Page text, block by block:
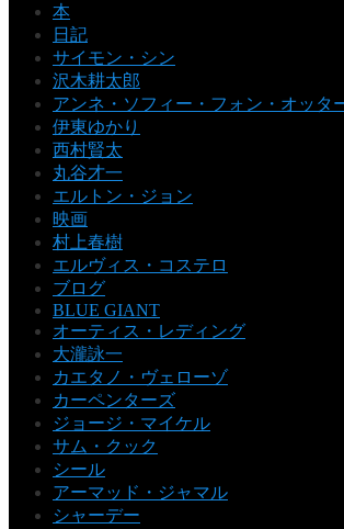
本
日記
サイモン・シン
沢木耕太郎
アンネ・ソフィー・フォン・オッタ
伊東ゆかり
西村賢太
丸谷才一
エルトン・ジョン
映画
村上春樹
エルヴィス・コステロ
ブログ
BLUE GIANT
オーティス・レディング
大瀧詠一
カエタノ・ヴェローゾ
カーペンターズ
ジョージ・マイケル
サム・クック
シール
アーマッド・ジャマル
シャーデー